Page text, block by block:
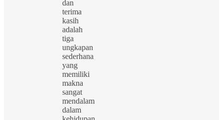
dan
terima
kasih
adalah
tiga
ungkapan
sederhana
yang
memiliki
makna
sangat
mendalam
dalam